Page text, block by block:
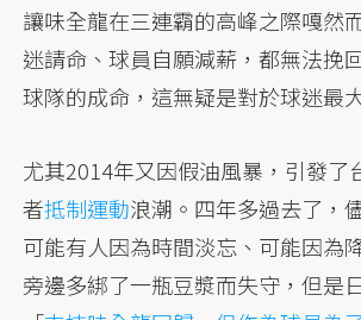
讓味全龍在三連霸的高峰之際嘎然
迷請命、球員自願減薪，都無法挽
球隊的成命，這無疑是對於球迷最
尤其2014年又因假油風暴，引發了
者抵制運動浪潮。四年多過去了，
可能有人因為時間淡忘、可能因為
旁邊多綁了一瓶豆漿而失守，但是